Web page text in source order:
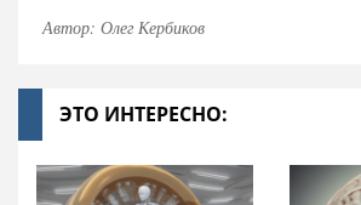
Автор: Олег Кербиков
ЭТО ИНТЕРЕСНО: